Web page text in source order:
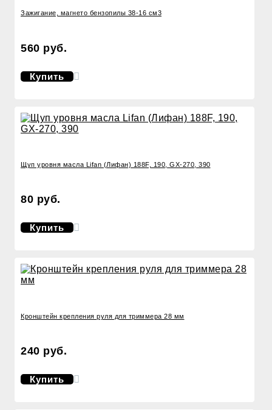
Зажигание, магнето бензопилы 38-16 см3
560 руб.
Купить
Щуп уровня масла Lifan (Лифан) 188F, 190, GX-270, 390
80 руб.
Купить
Кронштейн крепления руля для триммера 28 мм
240 руб.
Купить